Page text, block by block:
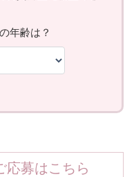
応募はこちら